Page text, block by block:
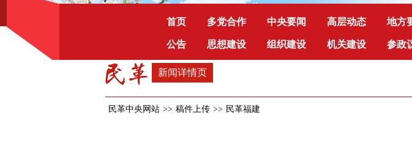
首页 多党合作 中央要闻 高层动态 地方
公告 思想建设 组织建设 机关建设 参政
新闻详情页
民革中央网站 >> 稿件上传 >> 民革福建